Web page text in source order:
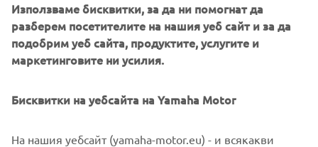
events in the industry, bringing together products and
information related to the golf business from around the
world. The event is held every January, and this year it is
open to the public from January 24 to 26.
Използваме бисквитки, за да ни помогнат да
разберем посетителите на нашия уеб сайт и за да
подобрим уеб сайта, продуктите, услугите и
маркетинговите ни усилия.
Бисквитки на уебсайта на Yamaha Motor
На нашия уебсайт (yamaha-motor.eu) - и всякакви